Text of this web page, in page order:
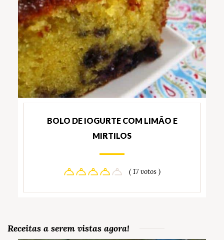
BOLO DE IOGURTE COM LIMÃO E
MIRTILOS
( 17 votos )
Receitas a serem vistas agora!